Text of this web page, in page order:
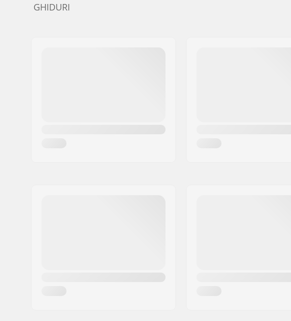
GHIDURI